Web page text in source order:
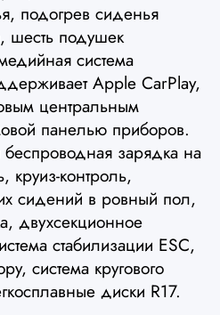
подогрев сиденья
шесть подушек
система
Apple CarPlay,
центральным
панелью приборов.
зарядка на
круиз-контроль,
сидений в ровный пол,
двухсекционное
стабилизации ESC,
система кругового
диски R17.